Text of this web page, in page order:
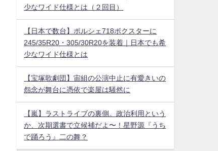
少なワイド仕様とは（２回目）
【日本で数台】ポルシェ718ボクスターに
245/35R20・305/30R20を装着｜日本でも希
少なワイド仕様とは
【宝塚歌劇団】宙組の公演中止に有愛きいの
怨念が舞台に憑依で楽屋は騒然に
【嵐】ラストライブの裏側。政治利用という
か、次期選書で立候補だよ〜！星野源『うち
で踊ろう』二の舞？